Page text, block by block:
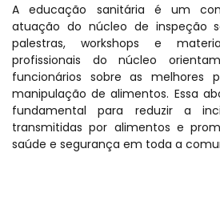
A educação sanitária é um
atuação do núcleo de inspeção
palestras, workshops e
profissionais do núcleo
funcionários sobre as melhores
manipulação de alimentos. Essa
fundamental para reduzir a
transmitidas por alimentos e
saúde e segurança em toda a